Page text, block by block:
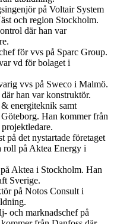
på Voltair System
och region Stockholm.
där han var
för vvs på Sparc Group.
vd för bolaget i
vvs på Sweco i Malmö.
han var konstruktör.
energiteknik samt
Han kommer från
på det nystartade företaget
roll på Aktea Energy i
Aktea i Stockholm. Han
Sverige.
på Notos Consult i
och marknadschef på